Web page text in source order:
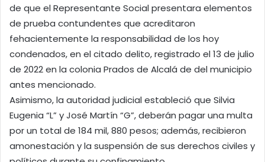
de que el Representante Social presentara elementos
de prueba contundentes que acreditaron
fehacientemente la responsabilidad de los hoy
condenados, en el citado delito, registrado el 13 de julio
de 2022 en la colonia Prados de Alcalá de del municipio
antes mencionado.
Asimismo, la autoridad judicial estableció que Silvia
Eugenia “L” y José Martín “G”, deberán pagar una multa
por un total de 184 mil, 880 pesos; además, recibieron
amonestación y la suspensión de sus derechos civiles y